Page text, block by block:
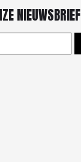
NIEUWSBRIEF